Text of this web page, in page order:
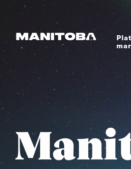
Skip to content